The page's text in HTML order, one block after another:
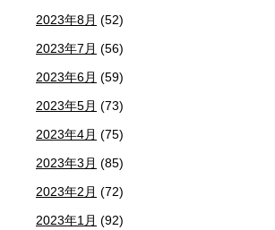
2023年8月 (52)
2023年7月 (56)
2023年6月 (59)
2023年5月 (73)
2023年4月 (75)
2023年3月 (85)
2023年2月 (72)
2023年1月 (92)